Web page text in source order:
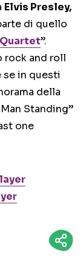
Elvis Presley,
di quello
”.
rock and roll
se in questi
della
Standing”
one